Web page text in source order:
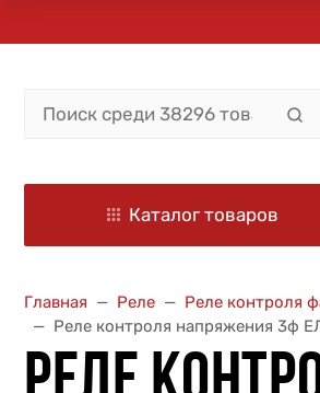
Каталог товаров
Главная Реле
Реле контроля
Реле контроля напряжения 3ф